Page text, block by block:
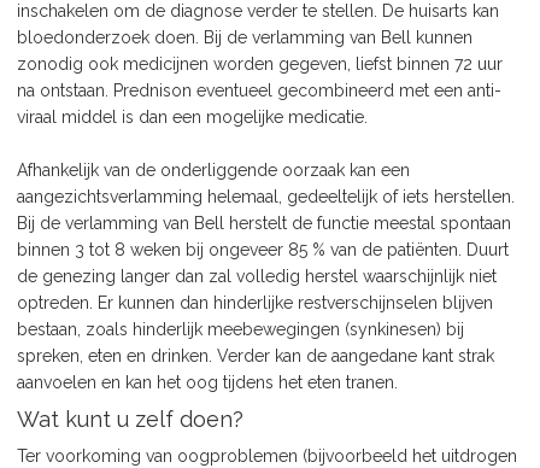
inschakelen om de diagnose verder te stellen. De huisarts kan
bloedonderzoek doen. Bij de verlamming van Bell kunnen
zonodig ook medicijnen worden gegeven, liefst binnen 72 uur
na ontstaan. Prednison eventueel gecombineerd met een anti-
viraal middel is dan een mogelijke medicatie.
Afhankelijk van de onderliggende oorzaak kan een
aangezichtsverlamming helemaal, gedeeltelijk of iets herstellen.
Bij de verlamming van Bell herstelt de functie meestal spontaan
binnen 3 tot 8 weken bij ongeveer 85 % van de patiënten. Duurt
de genezing langer dan zal volledig herstel waarschijnlijk niet
optreden. Er kunnen dan hinderlijke restverschijnselen blijven
bestaan, zoals hinderlijk meebewegingen (synkinesen) bij
spreken, eten en drinken. Verder kan de aangedane kant strak
aanvoelen en kan het oog tijdens het eten tranen.
Wat kunt u zelf doen?
Ter voorkoming van oogproblemen (bijvoorbeeld het uitdrogen